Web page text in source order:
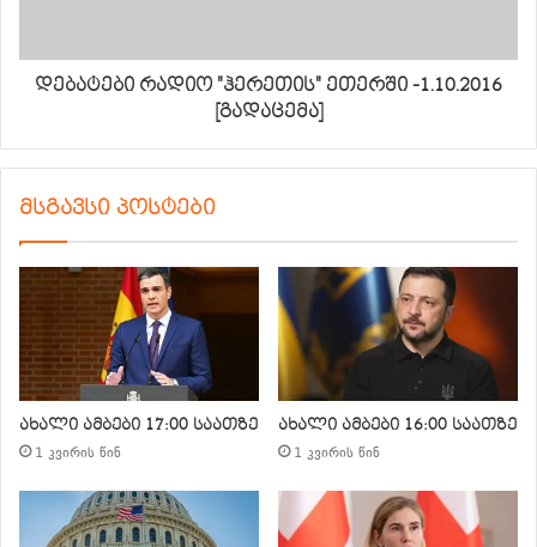
დებატები რადიო "ჰერეთის" ეთერში -1.10.2016
[გადაცემა]
მსგავსი პოსტები
ახალი ამბები 17:00 საათზე
1 კვირის წინ
ახალი ამბები 16:00 საათზე
1 კვირის წინ